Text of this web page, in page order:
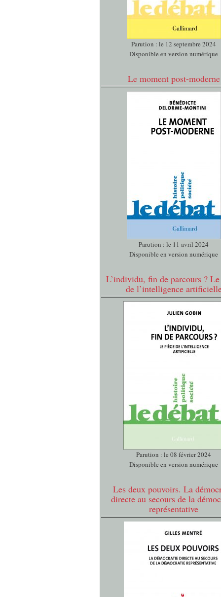
Parution : le 12 septembre 2024
Disponible en version numérique
Le moment post-moderne
Parution : le 11 avril 2024
Disponible en version numérique
L’individu, fin de parcours ?
de l’intelligence
Parution : le 08 février 2024
Disponible en version numérique
Les deux pouvoirs. La
directe au secours de la
représentative